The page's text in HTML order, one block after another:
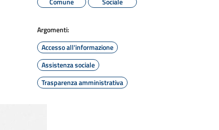
Argomenti:
Accesso all'informazione
Assistenza sociale
Trasparenza amministrativa